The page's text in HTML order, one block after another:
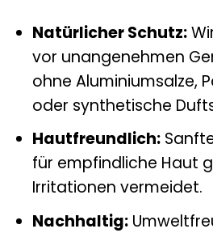
Natürlicher Schutz:
vor unangenehmen
ohne Aluminiumsalze,
oder synthetische
Hautfreundlich:
für empfindliche Haut
Irritationen vermeidet.
Nachhaltig: